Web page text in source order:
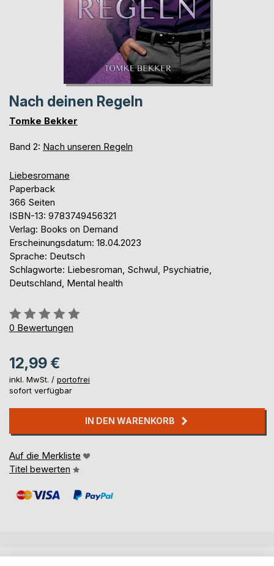
Nach deinen Regeln
Tomke Bekker
Band 2: Nach unseren Regeln
Liebesromane
Paperback
366 Seiten
ISBN-13: 9783749456321
Verlag: Books on Demand
Erscheinungsdatum: 18.04.2023
Sprache: Deutsch
Schlagworte: Liebesroman, Schwul, Psychiatrie,
Deutschland, Mental health
Bewertung::
0%
0 Bewertungen
12,99 €
inkl. MwSt. / portofrei
sofort verfügbar
IN DEN WARENKORB
Auf die Merkliste
Titel bewerten